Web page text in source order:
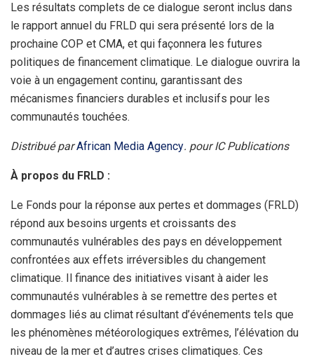
Les résultats complets de ce dialogue seront inclus dans
le rapport annuel du FRLD qui sera présenté lors de la
prochaine COP et CMA, et qui façonnera les futures
politiques de financement climatique. Le dialogue ouvrira la
voie à un engagement continu, garantissant des
mécanismes financiers durables et inclusifs pour les
communautés touchées.
Distribué parAfrican Media Agency. pour IC Publications
À propos du FRLD :
Le Fonds pour la réponse aux pertes et dommages (FRLD)
répond aux besoins urgents et croissants des
communautés vulnérables des pays en développement
confrontées aux effets irréversibles du changement
climatique. Il finance des initiatives visant à aider les
communautés vulnérables à se remettre des pertes et
dommages liés au climat résultant d’événements tels que
les phénomènes météorologiques extrêmes, l’élévation du
niveau de la mer et d’autres crises climatiques. Ces